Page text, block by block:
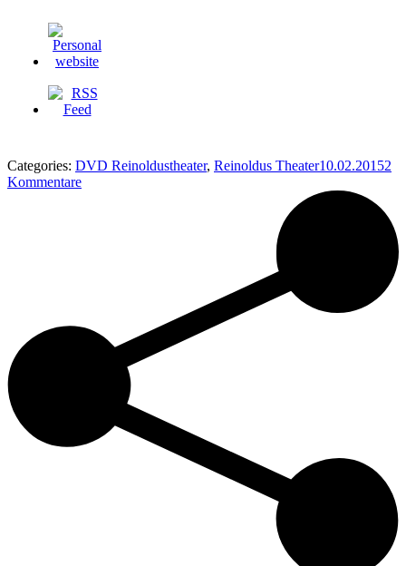
Categories: DVD Reinoldustheater, Reinoldus Theater10.02.20152
Kommentare